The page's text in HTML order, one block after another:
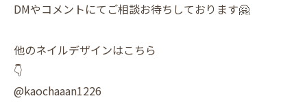
DMやコメントにてご相談お待ちしております🤗
他のネイルデザインはこちら
👇
@kaochaaan1226